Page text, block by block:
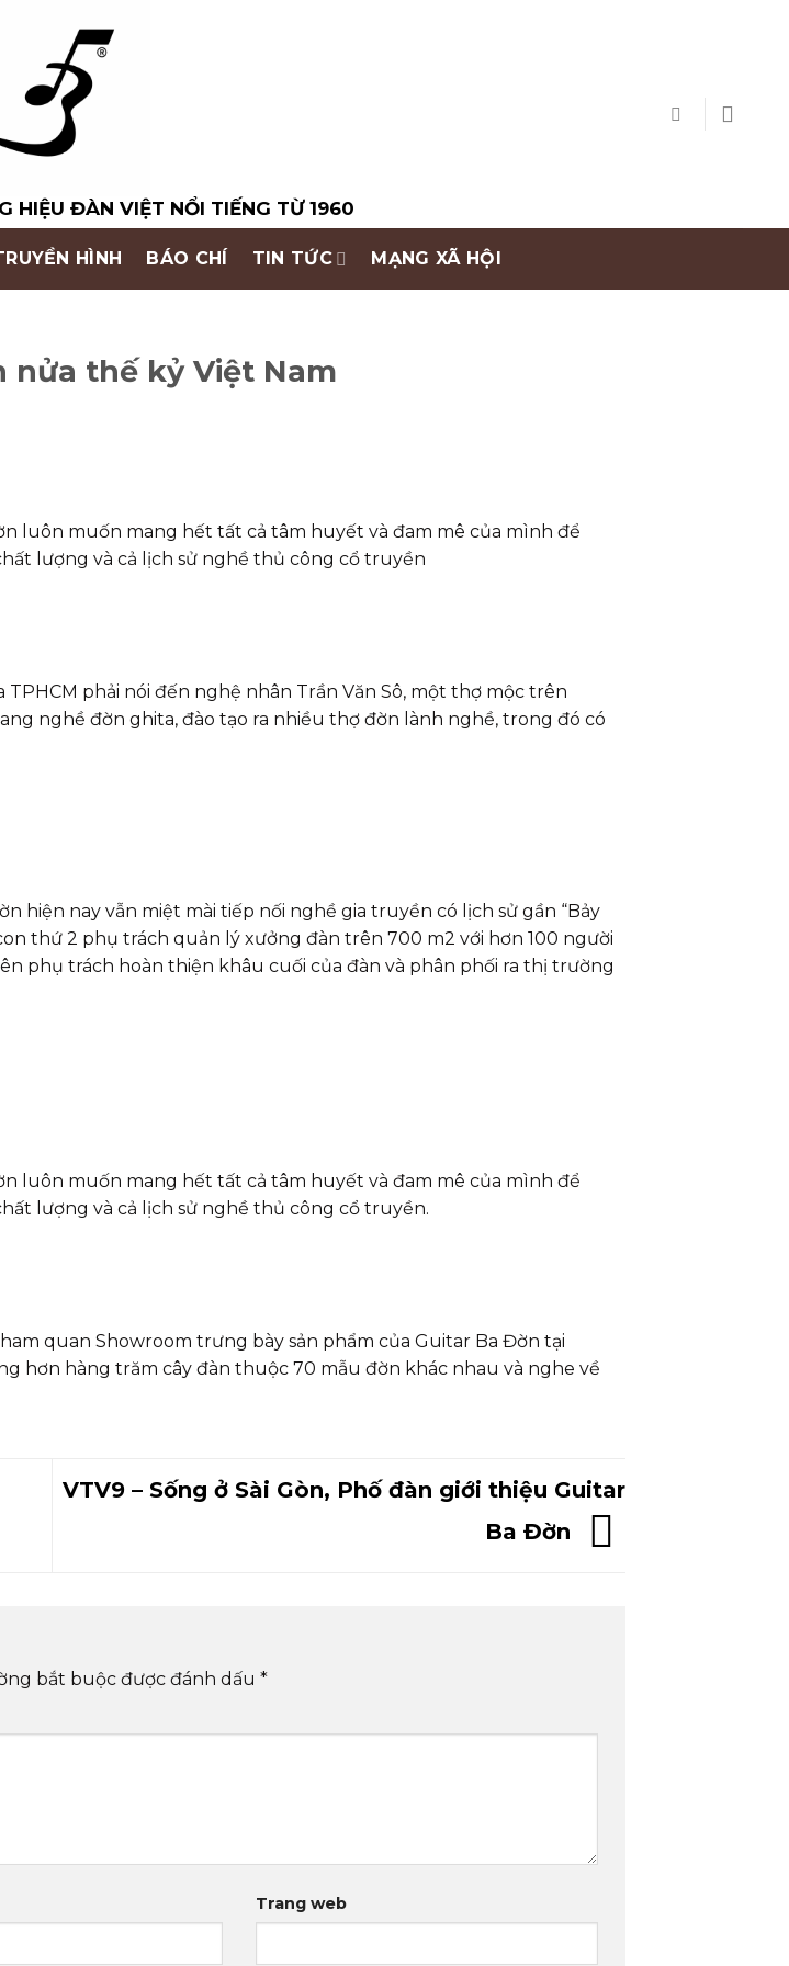
HIỆU ĐÀN VIỆT NỔI TIẾNG TỪ 1960
HÌNH BÁO CHÍ TIN TỨC MẠNG XÃ HỘI
nửa thế kỷ Việt Nam
luôn muốn mang hết tất cả tâm huyết và đam mê của mình để
lượng và cả lịch sử nghề thủ công cổ truyền
phải nói đến nghệ nhân Trần Văn Sô, một thợ mộc trên
nghề đờn ghita, đào tạo ra nhiều thợ đờn lành nghề, trong đó có
hiện nay vẫn miệt mài tiếp nối nghề gia truyền có lịch sử gần “Bảy
thứ 2 phụ trách quản lý xưởng đàn trên 700 m2 với hơn 100 người
phụ trách hoàn thiện khâu cuối của đàn và phân phối ra thị trường
luôn muốn mang hết tất cả tâm huyết và đam mê của mình để
lượng và cả lịch sử nghề thủ công cổ truyền.
quan Showroom trưng bày sản phẩm của Guitar Ba Đờn tại
hơn hàng trăm cây đàn thuộc 70 mẫu đờn khác nhau và nghe về
VTV9 – Sống ở Sài Gòn, Phố đàn giới thiệu Guitar
Ba Đờn
bắt buộc được đánh dấu *
Trang web